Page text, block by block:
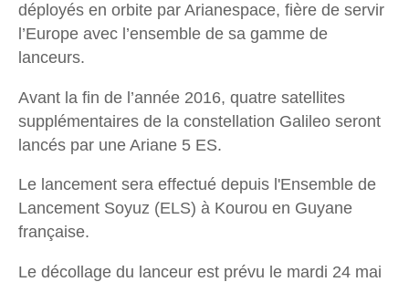
déployés en orbite par Arianespace, fière de servir
l’Europe avec l’ensemble de sa gamme de
lanceurs.
Avant la fin de l’année 2016, quatre satellites
supplémentaires de la constellation Galileo seront
lancés par une Ariane 5 ES.
Le lancement sera effectué depuis l'Ensemble de
Lancement Soyuz (ELS) à Kourou en Guyane
française.
Le décollage du lanceur est prévu le mardi 24 mai